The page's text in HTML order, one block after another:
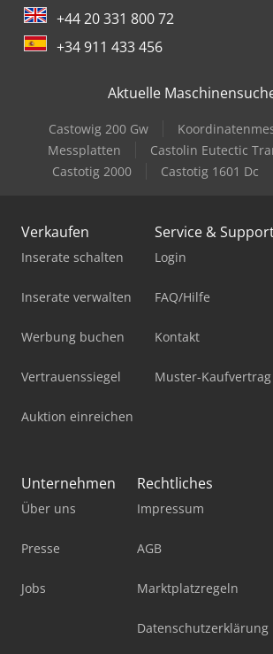
+44 20 331 800 72
+34 911 433 456
Aktuelle
Castowig 200 Gw
Messplatten
Castolin Eutectic
Castotig 2000
Castotig 1601 Dc
Verkaufen
Inserate schalten
Inserate verwalten
Werbung buchen
Vertrauenssiegel
Auktion einreichen
Service &
Login
FAQ/Hilfe
Kontakt
Muster-Kaufvertrag
Unternehmen
Über uns
Presse
Jobs
Rechtliches
Impressum
AGB
Marktplatzregeln
Datenschutzerklärung